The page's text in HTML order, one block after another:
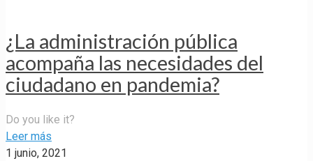
¿La administración pública
acompaña las necesidades del
ciudadano en pandemia?
Do you like it?
Leer más
1 junio, 2021